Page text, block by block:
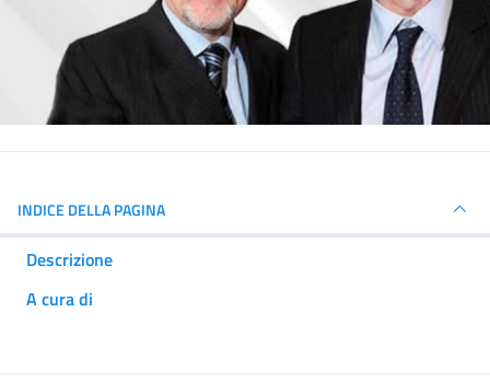
INDICE DELLA PAGINA
Descrizione
A cura di